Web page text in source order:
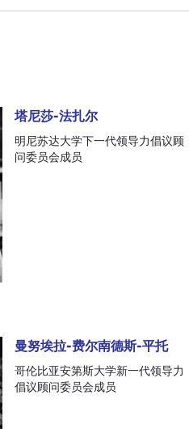
塔尼莎-法扎尔
明尼苏达大学下一代领导力倡议顾
问委员会成员
曼努埃拉-费尔南德斯-平托
哥伦比亚安第斯大学新一代领导力
倡议顾问委员会成员